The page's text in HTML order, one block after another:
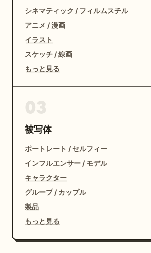
シネマティック / フィルムスチル
アニメ / 漫画
イラスト
スケッチ / 線画
もっと見る
被写体
ポートレート / セルフィー
インフルエンサー / モデル
キャラクター
グループ / カップル
製品
もっと見る